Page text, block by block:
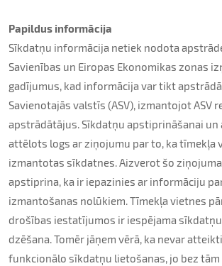
Papildus informācija
Sīkdatņu informācija netiek nodota
Savienības un Eiropas Ekonomikas zonas
gadījumus, kad informācija var tikt
Savienotajās valstīs (ASV), izmantojot ASV
apstrādātājus. Sīkdatņu apstiprināšanai un
attēlots logs ar ziņojumu par to, ka tīmekļa
izmantotas sīkdatnes. Aizverot šo
apstiprina, ka ir iepazinies ar informāciju
izmantošanas nolūkiem. Tīmekļa vietnes
drošības iestatījumos ir iespējama
dzēšana. Tomēr jāņem vērā, ka nevar
funkcionālo sīkdatņu lietošanas, jo bez